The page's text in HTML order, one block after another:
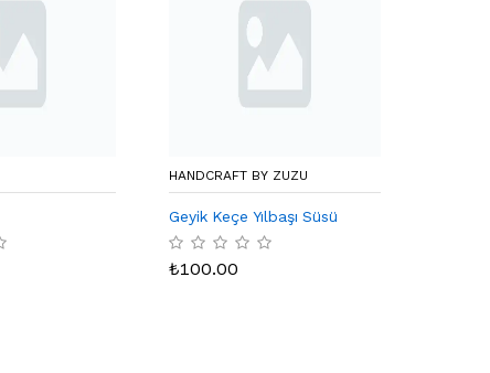
HANDCRAFT BY ZUZU
Geyik Keçe Yılbaşı Süsü
₺100.00